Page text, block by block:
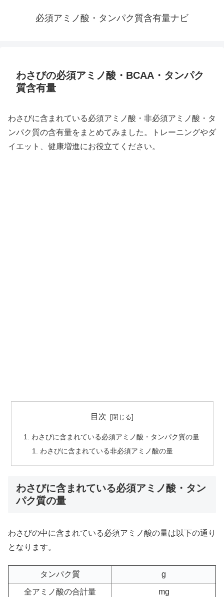
必須アミノ酸・タンパク質含有量ナビ
わさびの必須アミノ酸・BCAA・タンパク
質含有量
わさびに含まれている必須アミノ酸・非必須アミノ酸・タ
ンパク質の含有量をまとめてみました。トレーニングやダ
イエット、健康増進にお役立てください。
目次
わさびに含まれている必須アミノ酸・タンパク質の量
わさびに含まれている非必須アミノ酸の量
わさびに含まれている必須アミノ酸・タン
パク質の量
わさびの中に含まれている必須アミノ酸の量は以下の通り
となります。
タンパク質 g
全アミノ酸の合計量 mg